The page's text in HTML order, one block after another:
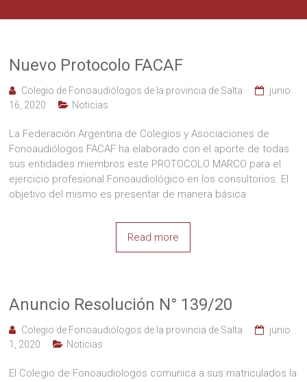
provincia
Salta
colegio
salta
Nuevo Protocolo FACAF
Colegio de Fonoaudiólogos de la provincia de Salta
junio
16, 2020
Noticias
La Federación Argentina de Colegios y Asociaciones de
Fonoaudiólogos FACAF ha elaborado con el aporte de todas
sus entidades miembros este PROTOCOLO MARCO para el
ejercicio profesional Fonoaudiológico en los consultorios. El
objetivo del mismo es presentar de manera básica
Read more
Anuncio Resolución N° 139/20
Colegio de Fonoaudiólogos de la provincia de Salta
junio
1, 2020
Noticias
El Colegio de Fonoaudiologos comunica a sus matriculados la